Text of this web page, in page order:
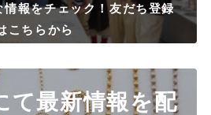
報をチェック！友だち登録
こちらから
て最新情報を配